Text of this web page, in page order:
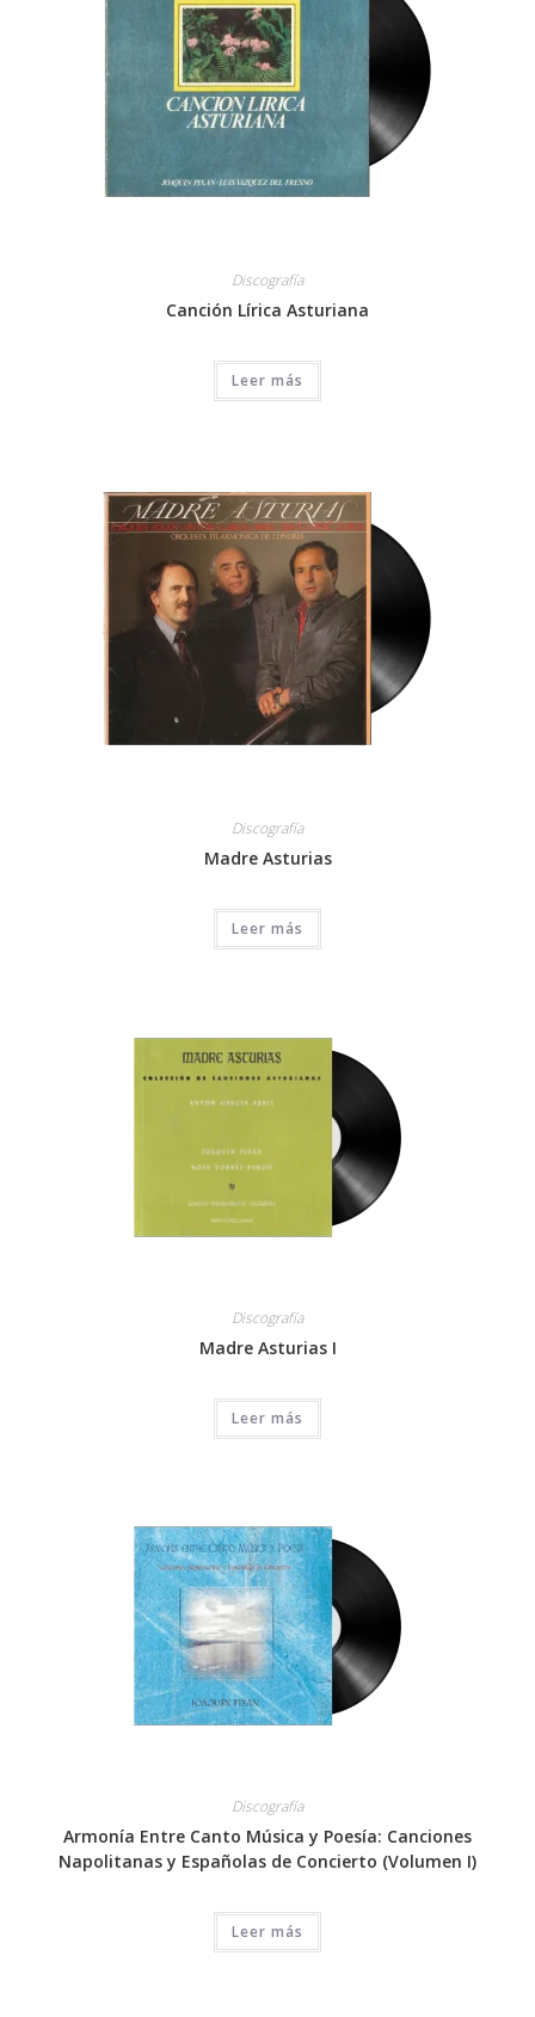
Discografía
Canción Lírica Asturiana
Leer más
Discografía
Madre Asturias
Leer más
Discografía
Madre Asturias I
Leer más
Discografía
Armonía Entre Canto Música y Poesía: Canciones
Napolitanas y Españolas de Concierto (Volumen I)
Leer más